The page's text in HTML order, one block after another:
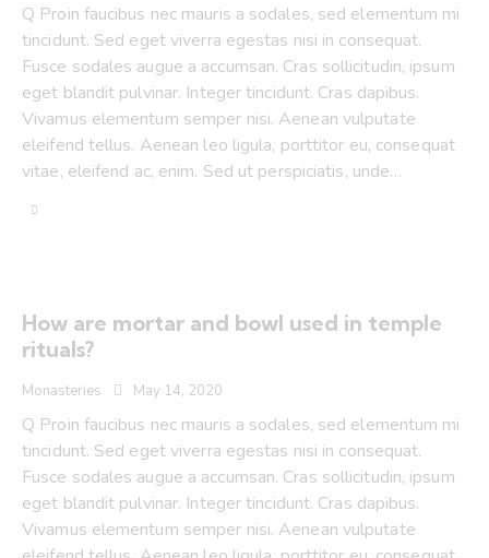
Q Proin faucibus nec mauris a sodales, sed elementum mi
tincidunt. Sed eget viverra egestas nisi in consequat.
Fusce sodales augue a accumsan. Cras sollicitudin, ipsum
eget blandit pulvinar. Integer tincidunt. Cras dapibus.
Vivamus elementum semper nisi. Aenean vulputate
eleifend tellus. Aenean leo ligula, porttitor eu, consequat
vitae, eleifend ac, enim. Sed ut perspiciatis, unde…
How are mortar and bowl used in temple
rituals?
Monasteries May 14, 2020
Q Proin faucibus nec mauris a sodales, sed elementum mi
tincidunt. Sed eget viverra egestas nisi in consequat.
Fusce sodales augue a accumsan. Cras sollicitudin, ipsum
eget blandit pulvinar. Integer tincidunt. Cras dapibus.
Vivamus elementum semper nisi. Aenean vulputate